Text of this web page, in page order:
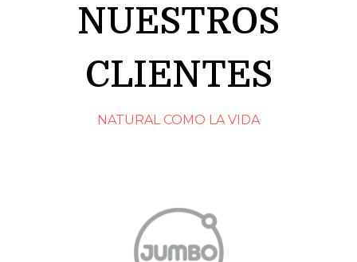
NUESTROS
CLIENTES
NATURAL COMO LA VIDA